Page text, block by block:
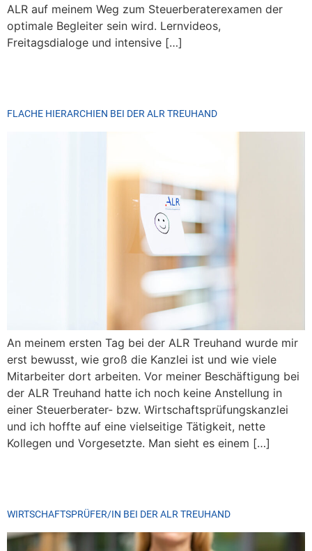
ALR auf meinem Weg zum Steuerberaterexamen der
optimale Begleiter sein wird. Lernvideos,
Freitagsdialoge und intensive […]
FLACHE HIERARCHIEN BEI DER ALR TREUHAND
An meinem ersten Tag bei der ALR Treuhand wurde mir
erst bewusst, wie groß die Kanzlei ist und wie viele
Mitarbeiter dort arbeiten. Vor meiner Beschäftigung bei
der ALR Treuhand hatte ich noch keine Anstellung in
einer Steuerberater- bzw. Wirtschaftsprüfungskanzlei
und ich hoffte auf eine vielseitige Tätigkeit, nette
Kollegen und Vorgesetzte. Man sieht es einem […]
WIRTSCHAFTSPRÜFER/IN BEI DER ALR TREUHAND